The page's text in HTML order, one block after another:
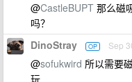
@CastleBUPT 那么磁
吗？
DinoStray OP Sep
@sofukwird 所以需要
玩